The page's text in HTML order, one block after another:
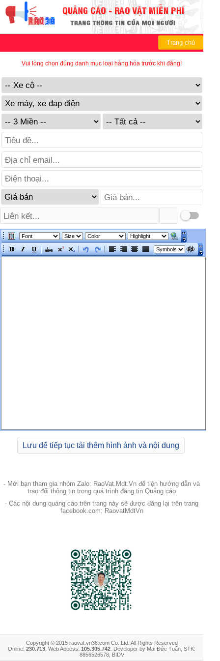
Trang chủ
Vui lòng chọn đúng danh mục loại hàng hóa trước khi đăng!
Lưu để tiếp tục tải thêm hình ảnh và nội dung
- Mời bạn tham gia nhóm Zalo: RaoVat.Mdt.Vn để tiện hướng dẫn và
trao đổi thông tin trong quá trình đăng tin Quảng cáo
- Các nội dung quảng cáo trên trang này sẽ được đăng lại trên trang
facebook.com: RaovatMdtVn
Copyright © 2015 raovat.vn38.com Co.,Ltd. All Rights Reserved
Online: 230.713 , Web Access: 105.305.742 . Developer by Mai Đức Tuấn, STK:
8856526578, BIDV